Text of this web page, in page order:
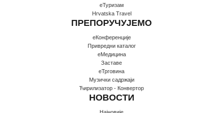
еТуризам
Hrvatska Travel
ПРЕПОРУЧУЈЕМО
еКонференције
Привредни каталог
еМедицина
Заставе
еТрговина
Музички садржаји
Ћирилизатор - Конвертор
НОВОСТИ